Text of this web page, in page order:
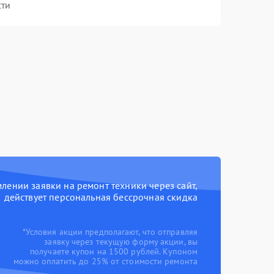
заявки на ремонт техники через сайт,
действует персональная бессрочная скидка
*Условия акции предполагают, что отправляя
заявку через текущую форму акции, вы
получаете купон на 1500 рублей. Купоном
можно оплатить до 25% от стоимости ремонта